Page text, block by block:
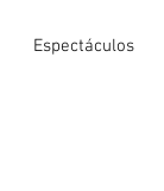
Espectáculos